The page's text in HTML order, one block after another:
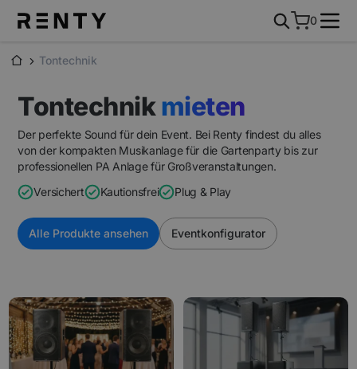
0
Tontechnik
Tontechnikmieten
Der perfekte Sound für dein Event. Bei Renty findest du alles
von der kompakten Musikanlage für die Gartenparty bis zur
professionellen PA Anlage für Großveranstaltungen.
Versichert
Kautionsfrei Plug & Play
Alle Produkte ansehen Eventkonfigurator